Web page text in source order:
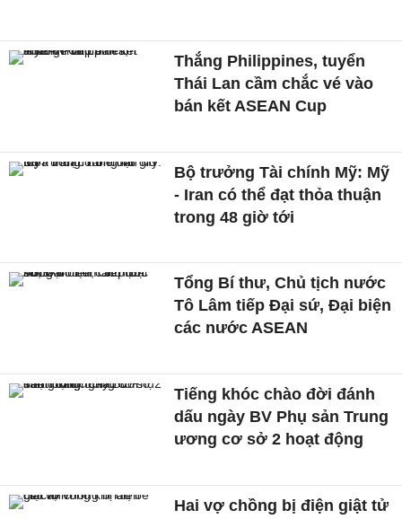
Thắng Philippines, tuyển
Thái Lan cầm chắc vé vào
bán kết ASEAN Cup
Bộ trưởng Tài chính Mỹ: Mỹ
- Iran có thể đạt thỏa thuận
trong 48 giờ tới
Tổng Bí thư, Chủ tịch nước
Tô Lâm tiếp Đại sứ, Đại biện
các nước ASEAN
Tiếng khóc chào đời đánh
dấu ngày BV Phụ sản Trung
ương cơ sở 2 hoạt động
Hai vợ chồng bị điện giật tử